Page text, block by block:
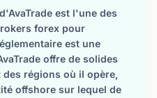
est l'une des
forex pour
est une
offre de solides
régions où il opère,
offshore sur lequel de